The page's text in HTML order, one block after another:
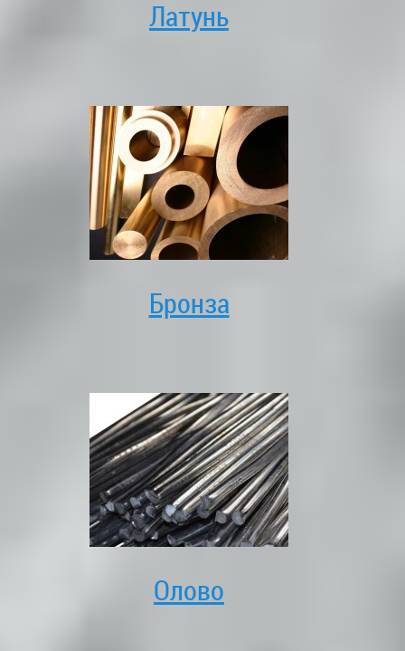
Латунь
Бронза
Олово